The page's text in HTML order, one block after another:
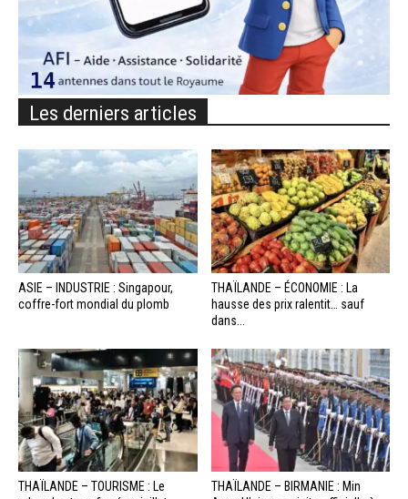
Les derniers articles
ASIE – INDUSTRIE : Singapour,
coffre-fort mondial du plomb
THAÏLANDE – ÉCONOMIE : La
hausse des prix ralentit… sauf
dans...
THAÏLANDE – TOURISME : Le
THAÏLANDE – BIRMANIE : Min